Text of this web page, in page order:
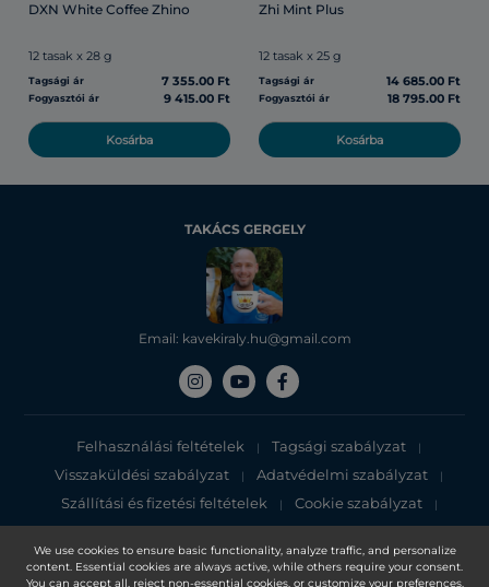
We use cookies to ensure basic functionality, analyze traffic, and personalize
content. Essential cookies are always active, while others require your consent.
You can accept all, reject non-essential cookies, or customize your preferences.
DXN White Coffee Zhino
12 tasak x 28 g
Tagsági ár 7 355.00 Ft
Fogyasztói ár 9 415.00 Ft
Kosárba
Zhi Mint Plus
12 tasak x 25 g
Tagsági ár 14 685.00 Ft
Fogyasztói ár 18 795.00 Ft
Kosárba
TAKÁCS GERGELY
Email: kavekiraly.hu@gmail.com
Felhasználási feltételek | Tagsági szabályzat |
Visszaküldési szabályzat | Adatvédelmi szabályzat |
Szállítási és fizetési feltételek | Cookie szabályzat |
Adatvédelmi tájékoztató
Copyright 2025, DXN Holdings Bhd. 199501033918 (363120-V)